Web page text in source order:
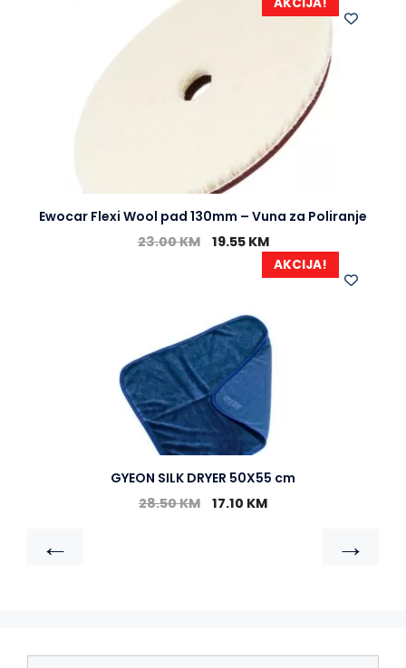
Ewocar Flexi Wool pad 130mm – Vuna za Poliranje
23.00KM 19.55 KM
AKCIJA!
GYEON SILK DRYER 50X55 cm
28.50KM 17.10 KM
← →